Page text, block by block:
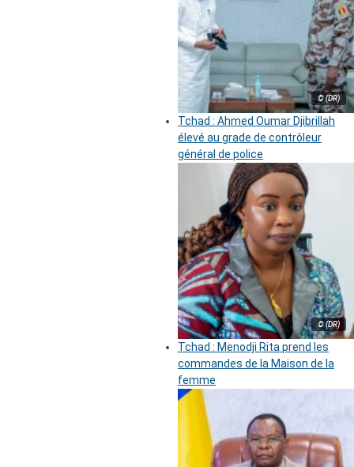
© (DR)
Tchad : Ahmed Oumar Djibrillah
élevé au grade de contrôleur
général de police
© (DR)
Tchad : Menodji Rita prend les
commandes de la Maison de la
femme